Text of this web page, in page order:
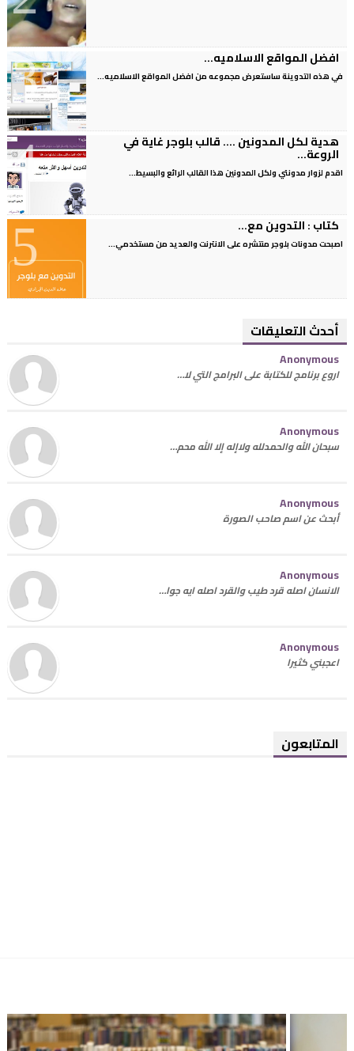
افضل المواقع الاسلاميه...
في هذه التدوينة ساستعرض مجموعه من افضل المواقع الاسلاميه...
هدية لكل المدونين .... قالب بلوجر غاية في
الروعة...
اقدم لزوار مدونتي ولكل المدونين هذا القالب الرائع والبسيط...
كتاب : التدوين مع...
اصبحت مدونات بلوجر منتشره على الانترنت والعديد من مستخدمي...
أحدث التعليقات
Anonymous
اروع برنامج للكتابة على البرامج التي لا…
Anonymous
سبحان الله والحمدلله ولاإله إلا الله محم…
Anonymous
أبحث عن اسم صاحب الصورة
Anonymous
الانسان اصله قرد طيب والقرد اصله ايه جوا…
Anonymous
اعجبني كثيرا
المتابعون